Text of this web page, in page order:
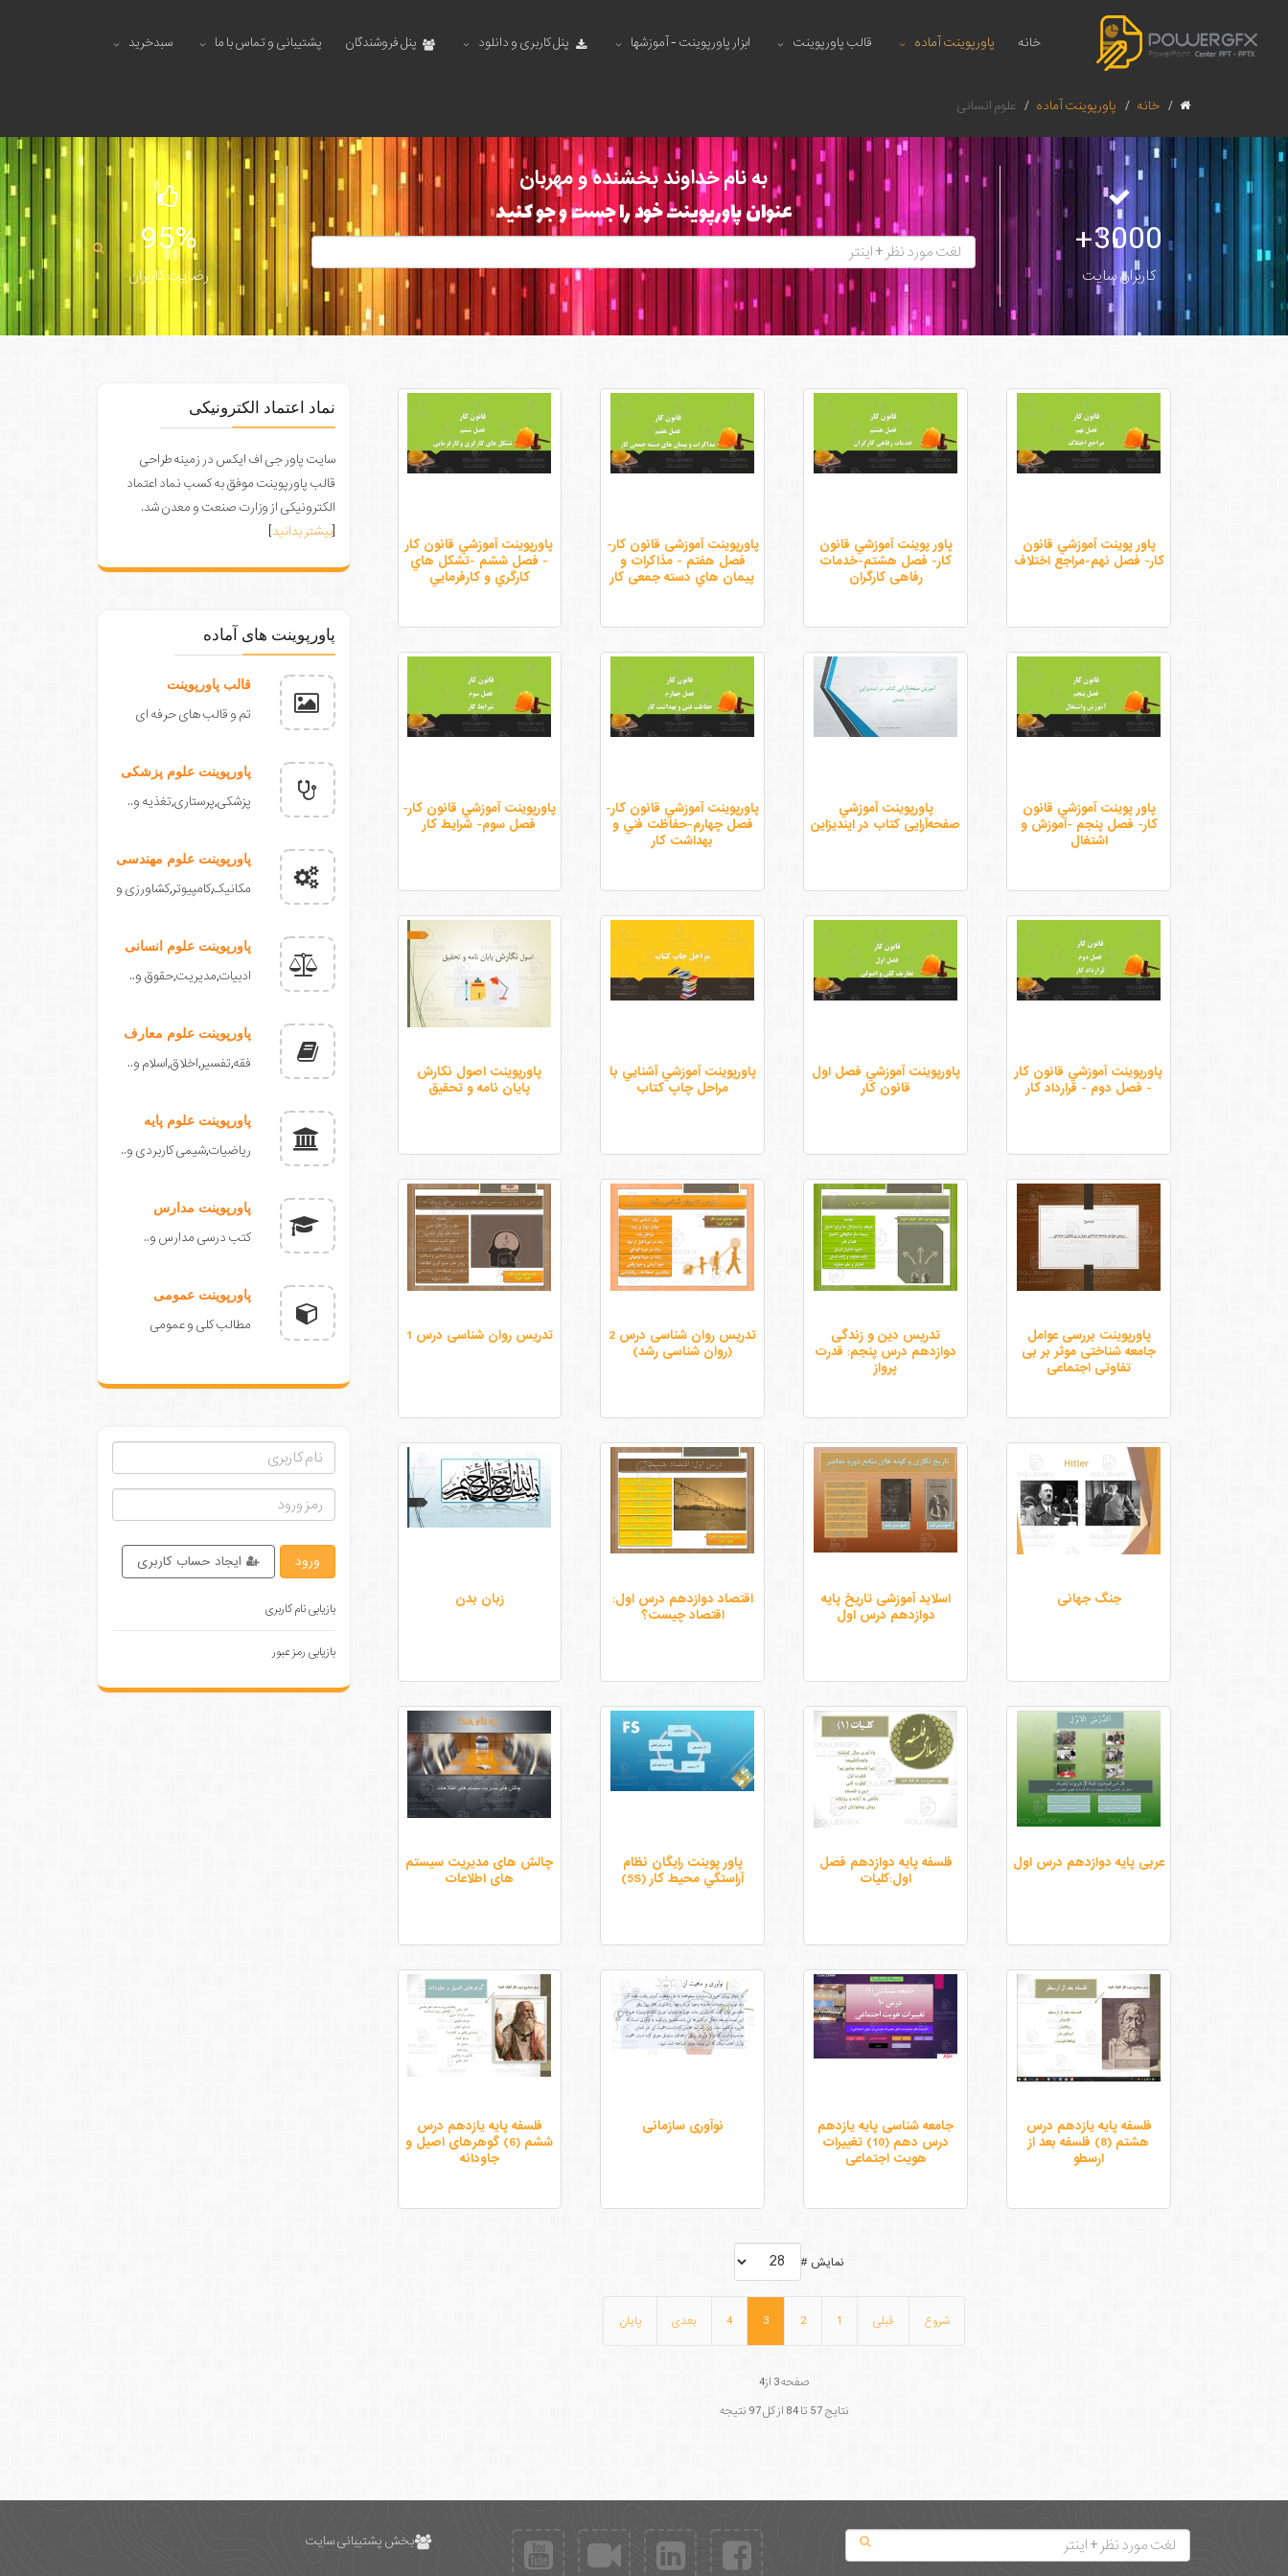
خانه پاورپوینت آماده قالب پاورپوینت ابزار پاورپوینت - آموزشها پنل کاربری و دانلود پنل فروشندگان پشتیبانی و تماس با ما سبدخرید
خانه پاورپوینت آماده علوم انسانی
3000+
کاربران سایت
به نام خداوند بخشنده و مهربان
عنوان پاورپوینت خود را جست و جو کنید
95%
رضایت کاربران
پاور پوينت آموزشي قانون
كار- فصل نهم-مراجع اختلاف
پاور پوينت آموزشي قانون
كار- فصل هشتم-خدمات
رفاهی کارگران
پاورپوینت آموزشی قانون کار-
فصل هفتم - مذاکرات و
پیمان هاي دسته جمعی کار
پاورپوينت آموزشي قانون كار
- فصل ششم -تشكل هاي
كارگري و كارفرمايي
پاور پوينت آموزشي قانون
كار- فصل پنجم -آموزش و
اشتغال
پاورپوينت آموزشي
صفحه‌آرایی کتاب در ایندیزاین
پاورپوينت آموزشي قانون كار-
فصل چهارم-حفاظت فني و
بهداشت كار
پاورپوينت آموزشي قانون كار-
فصل سوم- شرايط كار
پاورپوينت آموزشي قانون كار
- فصل دوم - قرارداد كار
پاورپوينت آموزشي فصل اول
قانون كار
پاورپوينت آموزشي آشنايي با
مراحل چاپ كتاب
پاورپوینت اصول نکارش
پایان نامه و تحقیق
پاورپوینت بررسی عوامل
جامعه شناختی موثر بر بی
تفاوتی اجتماعی
تدریس دین و زندگی
دوازدهم درس پنجم: قدرت
پرواز
تدریس روان شناسی درس 2
(روان شناسی رشد)
تدریس روان شناسی درس 1
جنگ جهانی
اسلاید آموزشی تاریخ پایه
دوازدهم درس اول
اقتصاد دوازدهم درس اول:
اقتصاد چیست؟
زبان بدن
عربی پایه دوازدهم درس اول
فلسفه پایه دوازدهم فصل
اول:کلیات
پاور پوینت رایگان نظام
آراستگي محيط كار (5S)
چالش های مدیریت سیستم
های اطلاعات
فلسفه پایه یازدهم درس
هشتم (8) فلسفه بعد از
ارسطو
جامعه شناسی پایه یازدهم
درس دهم (10) تغییرات
هویت اجتماعی
نوآوری سازمانی
فلسفه پایه یازدهم درس
ششم (6) گوهرهای اصیل و
جاودانه
نمایش #
شروع قبلی 1
2
3
4 بعدی پایان
صفحه3 از4
نتایج 57 تا 84 از کل 97 نتیجه
نماد اعتماد الکترونیکی
سایت پاور جی اف ایکس در زمینه طراحی
قالب پاورپوینت موفق به کسب نماد اعتماد
الکترونیکی از وزارت صنعت و معدن شد.
[بیشتر بدانید]
پاورپوینت های آماده
قالب پاورپوینت
تم و قالب های حرفه ای
پاورپوینت علوم پزشکی
پزشکی,پرستاری,تغذیه و..
پاورپوینت علوم مهندسی
مکانیک,کامپیوتر,کشاورزی و
پاورپوینت علوم انسانی
ادبیات,مدیریت,حقوق و..
پاورپوینت علوم معارف
فقه,تفسیر,اخلاق,اسلام و..
پاورپوینت علوم پایه
ریاضیات,شیمی کاربردی و..
پاورپوینت مدارس
کتب درسی مدارس و..
پاورپوینت عمومی
مطالب کلی و عمومی
ورود ایجاد حساب کاربری
بازیابی نام کاربری
بازیابی رمز عبور
بخش پشتیبانی سایت